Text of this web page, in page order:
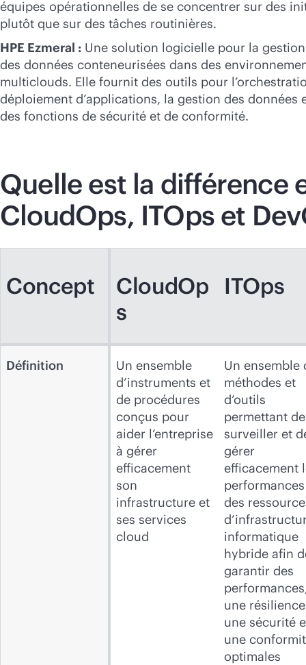
équipes opérationnelles de se concentrer sur des
plutôt que sur des tâches routinières.
HPE Ezmeral : Une solution logicielle pour la
des données conteneurisées dans des
multiclouds. Elle fournit des outils pour
déploiement d’applications, la gestion des données
des fonctions de sécurité et de conformité.
Quelle est la différence
CloudOps, ITOps et
Concept
CloudOp
s
ITOps
Définition
Un ensemble
d’instruments et
de procédures
conçus pour
aider l’entreprise
à gérer
efficacement
son
infrastructure et
ses services
cloud
Un ensemble
méthodes et
d’outils
permettant de
surveiller et
gérer
efficacement
performances
des
informatique
hybride afin
garantir des
une
une sécurité
une
optimales